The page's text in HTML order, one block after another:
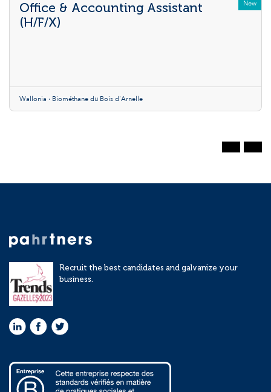
Office & Accounting Assistant
(H/F/X)
New
Wallonia · Biométhane du Bois d'Arnelle
Recruit the best candidates and galvanize your
business.